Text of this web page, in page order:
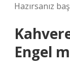
Hazırsanız
Engel